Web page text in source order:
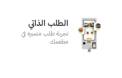
الطلب الذاتي
تجربة طلب متميزة في
مطعمك‎